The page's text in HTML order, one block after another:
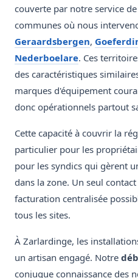
couverte par notre service
communes où nous
Geraardsbergen,
Nederboelare. Ces
des caractéristiques
marques d'équipement
donc opérationnels partout
Cette capacité à couvrir la
particulier pour les
pour les syndics qui gèrent
dans la zone. Un seul
facturation centralisée
tous les sites.
À Zarlardinge, les
un artisan engagé. Notre
conjugue connaissance des